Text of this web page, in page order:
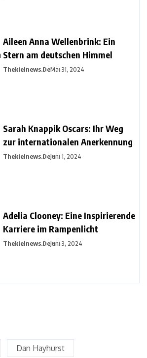
Aileen Anna Wellenbrink: Ein
Stern am deutschen Himmel
Thekielnews.deMai 31, 2024
Sarah Knappik Oscars: Ihr Weg
zur internationalen Anerkennung
Thekielnews.deJuni 1, 2024
Adelia Clooney: Eine Inspirierende
Karriere im Rampenlicht
Thekielnews.deJuni 3, 2024
Dan Hayhurst